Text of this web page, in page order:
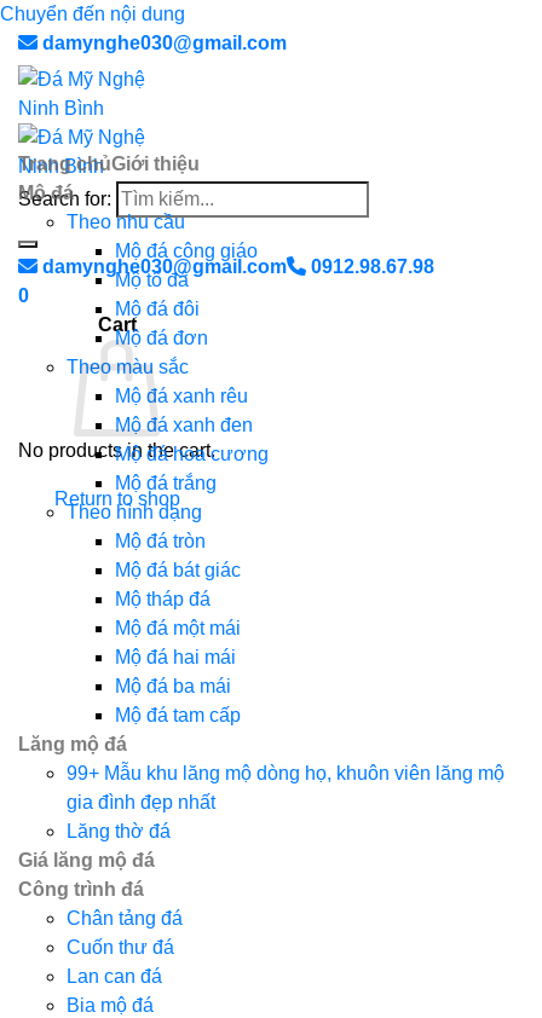
Chuyển đến nội dung
damynghe030@gmail.com
Search for:
damynghe030@gmail.com
0912.98.67.98
0
Cart
No products in the cart.
Return to shop
Trang chủGiới thiệu
Mộ đá
Theo nhu cầu
Mộ đá công giáo
Mộ tổ đá
Mộ đá đôi
Mộ đá đơn
Theo màu sắc
Mộ đá xanh rêu
Mộ đá xanh đen
Mộ đá hoa cương
Mộ đá trắng
Theo hình dạng
Mộ đá tròn
Mộ đá bát giác
Mộ tháp đá
Mộ đá một mái
Mộ đá hai mái
Mộ đá ba mái
Mộ đá tam cấp
Lăng mộ đá
99+ Mẫu khu lăng mộ dòng họ, khuôn viên lăng mộ
gia đình đẹp nhất
Lăng thờ đá
Giá lăng mộ đá
Công trình đá
Chân tảng đá
Cuốn thư đá
Lan can đá
Bia mộ đá